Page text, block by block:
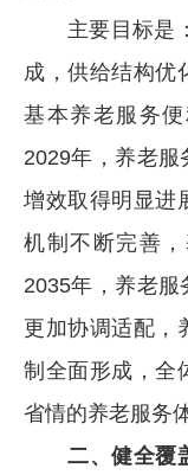
主要目标是：
成，供给结构优
基本养老服务
2029年，养老
增效取得明显进
机制不断完善
2035年，养老
更加协调适配，
制全面形成，全
省情的养老服务
二、健全覆盖